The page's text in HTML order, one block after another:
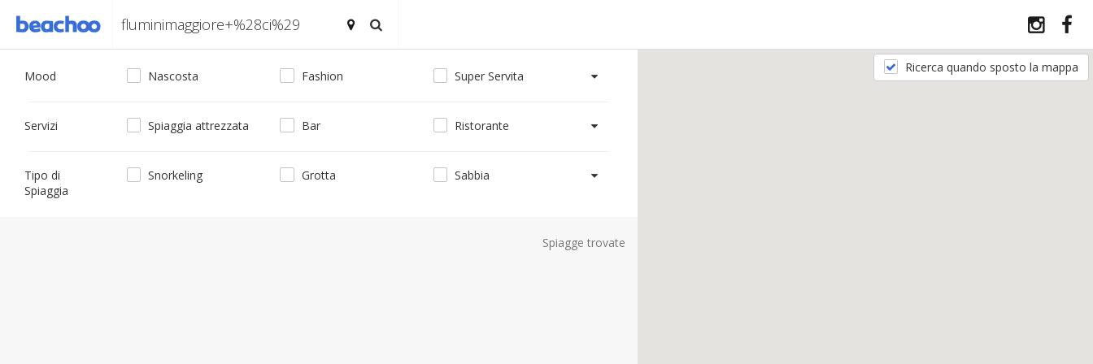
Mood Nascosta Fashion Super Servita
Servizi Spiaggia attrezzata Bar Ristorante
Tipo di
Spiaggia
Snorkeling Grotta Sabbia
Spiagge trovate
Ricerca quando sposto la mappa